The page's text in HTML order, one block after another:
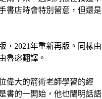
書店時會特別留意，但還是
，2021年重新再版。同樣由
魯宓翻譯。
偉大的箭術老師學習的經
書的一開始，他也闡明話語